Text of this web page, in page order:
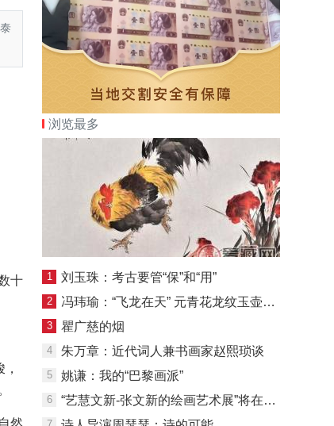
十
然
浏览最多
1 刘玉珠：考古要管“保”和“用”
2 冯玮瑜：“飞龙在天” 元青花龙纹玉壶春瓶入藏记
3 瞿广慈的烟
4 朱万章：近代词人兼书画家赵熙琐谈
5 姚谦：我的“巴黎画派”
6 “艺慧文新-张文新的绘画艺术展”将在京举行